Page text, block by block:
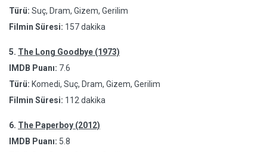
Türü: Suç, Dram, Gizem, Gerilim
Filmin Süresi: 157 dakika
5. The Long Goodbye (1973)
IMDB Puanı: 7.6
Türü: Komedi, Suç, Dram, Gizem, Gerilim
Filmin Süresi: 112 dakika
6. The Paperboy (2012)
IMDB Puanı: 5.8